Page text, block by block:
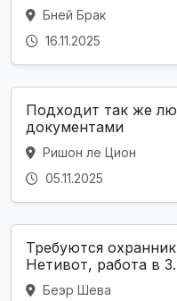
Бней Брак
16.11.2025
Подходит так же
документами
Ришон ле Цион
05.11.2025
Требуются
Нетивот, работа в
Беэр Шева